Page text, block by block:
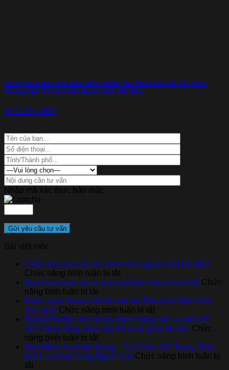
Cách Chọn Mức Phí Bảo Hiểm Nhân Thọ Phù Hợp Với Túi Tiền:
Hướng Dẫn Tối Ưu Cho Người Mới Bắt Đầu
Th11 15, 2024
Nhập mã xác thực bảo mật:
Bài viết mới
Cách đọc báo cáo tài chính cho người mới bắt đầu
Chức năng bình luận bị tắtở
Cách
báo
cáo
tài
chính
người
mới
Bảo hiểm thân vỏ xe ô tô của Bảo hiểm Bảo Việt Chức
năng bình luận bị tắtở
Bảo
hiểm
thân
vỏ
xe
ô
tô
Danh sách Gara ô tô liên kết với Bảo hiểm Bảo Việt
mới nhất Chức năng bình luận bị tắtở
Danh
sách
ô
tô
Bảo hiểm Bảo Việt tri ân khách hàng với ưu đãi lên
đến 2,6 tỷ đồng nhân dịp 80 năm quốc khánh. Chức
năng bình luận bị tắtở
Bảo
hiểm
Bảo Hiểm An Ninh Mạng – “Lá Chắn Số” Trong Thời
Đại Lừa Đảo Công Nghệ Cao Chức năng bình luận bị
tắtở